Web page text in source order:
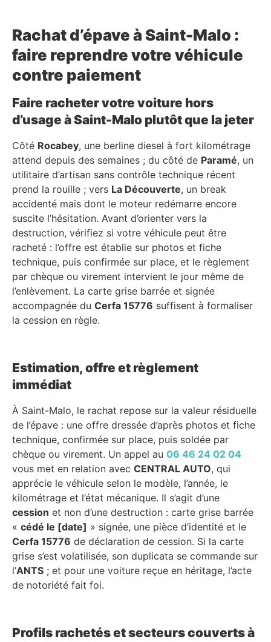
Rachat d’épave à Saint-Malo :
faire reprendre votre véhicule
contre paiement
Faire racheter votre voiture hors
d’usage à Saint-Malo plutôt que la jeter
Côté Rocabey, une berline diesel à fort kilométrage
attend depuis des semaines ; du côté de Paramé, un
utilitaire d’artisan sans contrôle technique récent
prend la rouille ; vers La Découverte, un break
accidenté mais dont le moteur redémarre encore
suscite l’hésitation. Avant d’orienter vers la
destruction, vérifiez si votre véhicule peut être
racheté : l’offre est établie sur photos et fiche
technique, puis confirmée sur place, et le règlement
par chèque ou virement intervient le jour même de
l’enlèvement. La carte grise barrée et signée
accompagnée du Cerfa 15776 suffisent à formaliser
la cession en règle.
Estimation, offre et règlement
immédiat
À Saint-Malo, le rachat repose sur la valeur résiduelle
de l’épave : une offre dressée d’après photos et fiche
technique, confirmée sur place, puis soldée par
chèque ou virement. Un appel au 06 46 24 02 04
vous met en relation avec CENTRAL AUTO, qui
apprécie le véhicule selon le modèle, l’année, le
kilométrage et l’état mécanique. Il s’agit d’une
cession et non d’une destruction : carte grise barrée
« cédé le [date] » signée, une pièce d’identité et le
Cerfa 15776 de déclaration de cession. Si la carte
grise s’est volatilisée, son duplicata se commande sur
l’ANTS ; et pour une voiture reçue en héritage, l’acte
de notoriété fait foi.
Profils rachetés et secteurs couverts à